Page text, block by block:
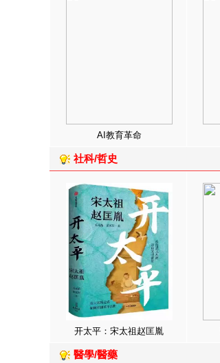
AI教育革命
社科/哲史
开太平：宋太祖赵匡胤
醫學/醫藥